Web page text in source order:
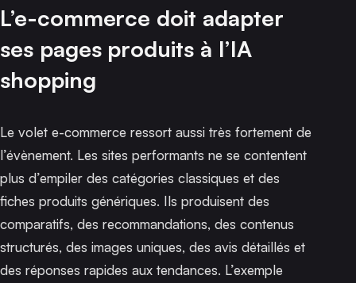
L’e-commerce doit adapter
ses pages produits à l’IA
shopping
Le volet e-commerce ressort aussi très fortement de
l’évènement. Les sites performants ne se contentent
plus d’empiler des catégories classiques et des
fiches produits génériques. Ils produisent des
comparatifs, des recommandations, des contenus
structurés, des images uniques, des avis détaillés et
des réponses rapides aux tendances. L’exemple